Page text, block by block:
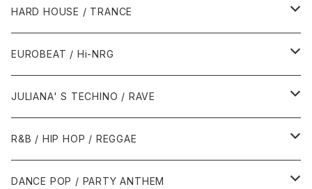
1980年代
1987年・以前
1988年
1990年代
1990年
1991年
2000年代
2000年
2001年
2010年代
2010年
HARD HOUSE / TRANCE
1990年代
1994年・以前
1995年
2000年代
2000年
2001年
EUROBEAT / Hi-NRG
1980年代
1986年・以前
1987年
1990年代
1990年
2000年代
JULIANA' S TECHINO / RAVE
1990年代
1990年
2000年代
R&B / HIP HOP / REGGAE
1980年代
DANCE POP / PARTY ANTHEM